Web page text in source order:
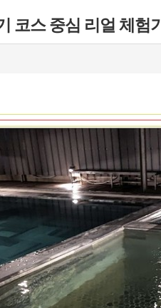
코스 중심 리얼 체험기